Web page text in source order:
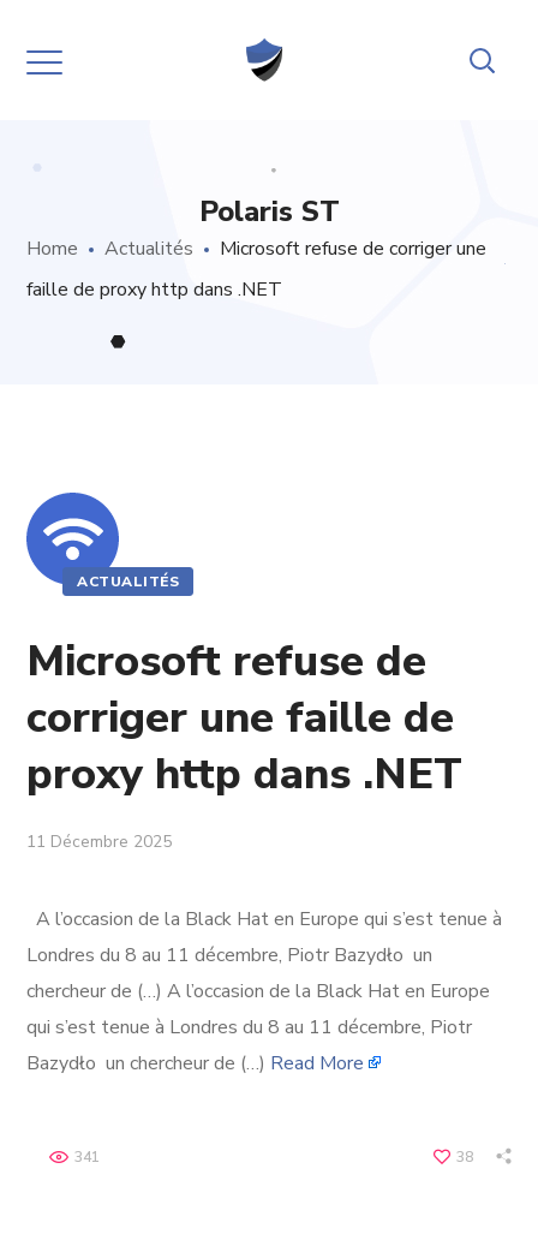
Polaris ST
Home Actualités
Microsoft refuse de corriger une
faille de proxy http dans .NET
ACTUALITÉS
Microsoft refuse de
corriger une faille de
proxy http dans .NET
11 Décembre 2025
A l’occasion de la Black Hat en Europe qui s’est tenue à
Londres du 8 au 11 décembre, Piotr Bazydło un
chercheur de (…) A l’occasion de la Black Hat en Europe
qui s’est tenue à Londres du 8 au 11 décembre, Piotr
Bazydło un chercheur de (…) Read More
38
341